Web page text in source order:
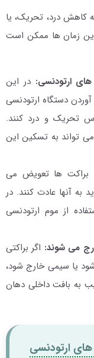
کاهش درد، تحریک، یا
این زمان ها ممکن است
ارتودنسی: در این
دستگاه ارتودنسی
تحریک و درد کنند.
می تواند به تسکین این
براکت ها تعویض می
به آنها عادت کنند. در
از موم ارتودنسی
می شوند: اگر براکتی
یا سیمی خارج شود،
به بافت داخلی دهان
های ارتودنسی